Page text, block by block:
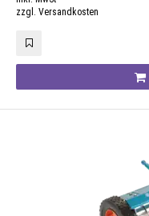
zzgl. Versandkosten